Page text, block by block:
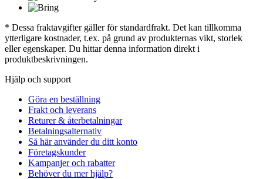
* Dessa fraktavgifter gäller för standardfrakt. Det kan tillkomma
ytterligare kostnader, t.ex. på grund av produkternas vikt, storlek
eller egenskaper. Du hittar denna information direkt i
produktbeskrivningen.
Hjälp och support
Göra en beställning
Frakt och leverans
Returer & återbetalningar
Betalningsalternativ
Så här använder du ditt konto
Företagskunder
Kampanjer och rabatter
Behöver du mer hjälp?